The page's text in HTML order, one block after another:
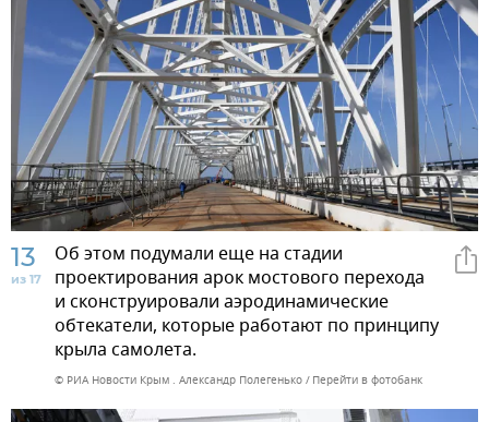
13
из 17
Об этом подумали еще на стадии
проектирования арок мостового перехода
и сконструировали аэродинамические
обтекатели, которые работают по принципу
крыла самолета.
© РИА Новости Крым . Александр Полегенько Перейти в фотобанк